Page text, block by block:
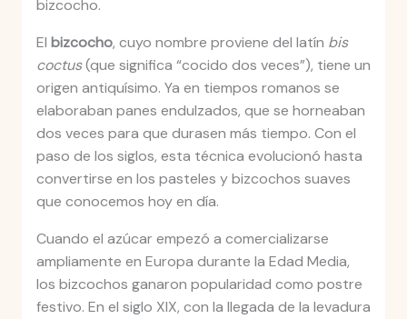
bizcocho.
El bizcocho, cuyo nombre proviene del latín bis
coctus(que significa “cocido dos veces”), tiene un
origen antiquísimo. Ya en tiempos romanos se
elaboraban panes endulzados, que se horneaban
dos veces para que durasen más tiempo. Con el
paso de los siglos, esta técnica evolucionó hasta
convertirse en los pasteles y bizcochos suaves
que conocemos hoy en día.
Cuando el azúcar empezó a comercializarse
ampliamente en Europa durante la Edad Media,
los bizcochos ganaron popularidad como postre
festivo. En el siglo XIX, con la llegada de la levadura